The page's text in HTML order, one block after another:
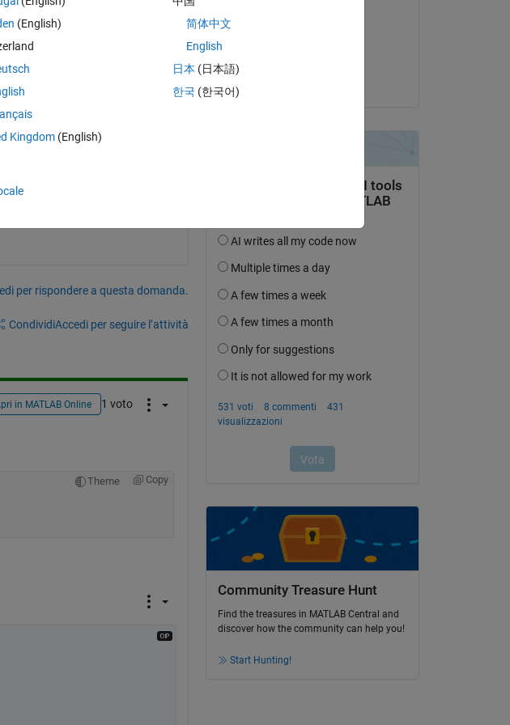
and cos(phi)=2*x/(1+x^2) )
per rispondere a questa domanda.
CondividiAccedi per seguire l’attività
in MATLAB Online 1 voto
Theme Copy
il 10 Gen 2021
Community Treasure Hunt
Find the treasures in MATLAB Central and
discover how the community can help you!
Start Hunting!
(English)
Kingdom(English)
简体中文
English
日本 (日本語)
한국 (한국어)